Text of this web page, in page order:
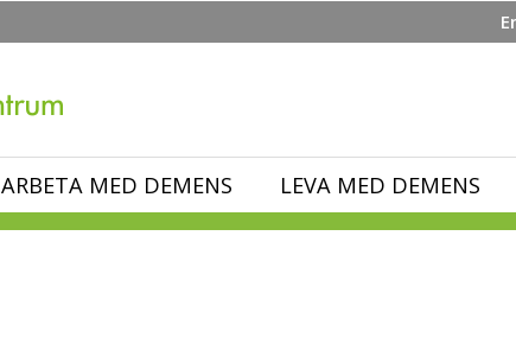
ARBETA MED DEMENS LEVA MED DEMENS